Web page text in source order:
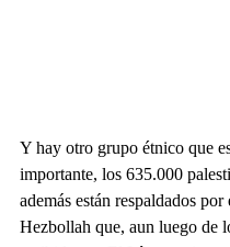
Y hay otro grupo étnico que
importante, los 635.000
además están respaldados
Hezbollah que, aun luego de